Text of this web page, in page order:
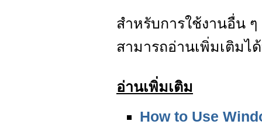
สำหรับการใช้งานอื่น
สามารถอ่านเพิ่มเติม
อ่านเพิ่มเติม
How to Use